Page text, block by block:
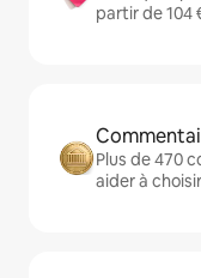
partir de 104
Plus de 470
aider à choisir